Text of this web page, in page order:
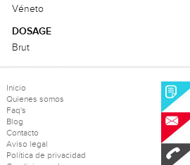
Véneto
DOSAGE
Brut
Inicio
Quienes somos
Faq's
Blog
Contacto
Aviso legal
Política de privacidad